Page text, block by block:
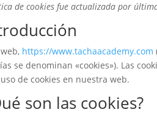
de cookies fue actualizada por
https://www.tachaacademy.com
se denominan «cookies»). Las
de cookies en nuestra web.
son las cookies?